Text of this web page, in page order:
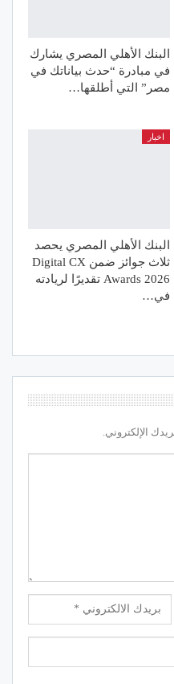
البنك الأهلي المصري يشارك
في مبادرة “حدث بياناتك في
مصر” التي أطلقها…
اخبار
البنك الأهلي المصري يحصد
ثلاث جوائز ضمن Digital CX
Awards 2026 تقديرًا لريادته
في…
الإلكتروني.